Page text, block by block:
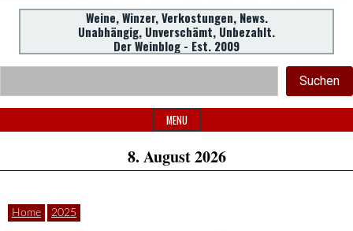
WeinSpion
|
Das
Weine,
Winzer,
Verkostungen.
Header
Widget
Area
Weine, Winzer, Verkostungen, News.
Unabhängig, Unverschämt, Unbezahlt.
Der Weinblog - Est. 2009
Suchen
MENU
8. August 2026
Home 2025